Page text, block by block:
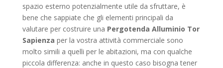
spazio esterno potenzialmente utile da sfruttare, è
bene che sappiate che gli elementi principali da
valutare per costruire una Pergotenda Alluminio Tor
Sapienza per la vostra attività commerciale sono
molto simili a quelli per le abitazioni, ma con qualche
piccola differenza: anche in questo caso bisogna tener